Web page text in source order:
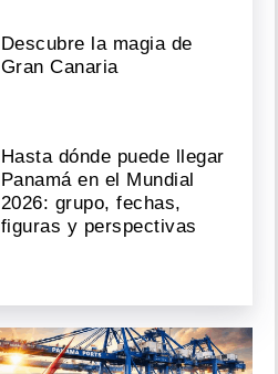
Descubre la magia de
Gran Canaria
Hasta dónde puede llegar
Panamá en el Mundial
2026: grupo, fechas,
figuras y perspectivas